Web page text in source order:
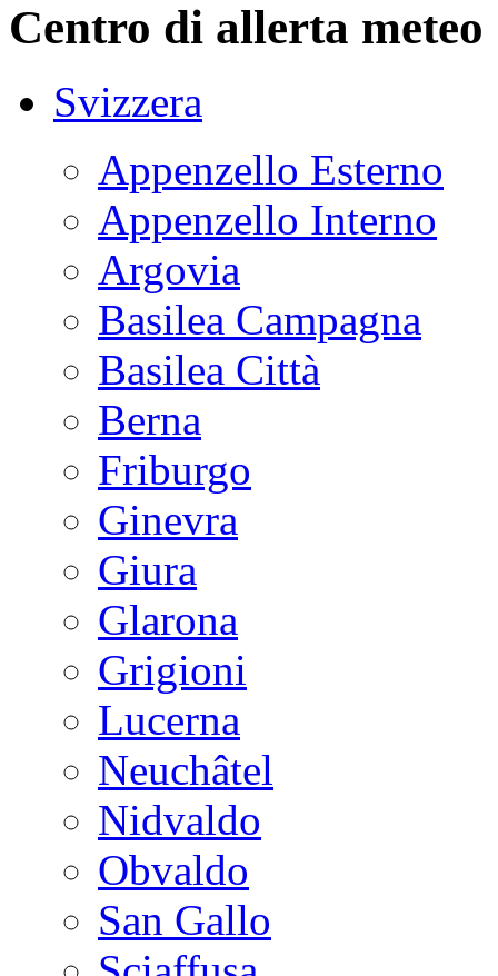
Centro di allerta meteo
Svizzera
Appenzello Esterno
Appenzello Interno
Argovia
Basilea Campagna
Basilea Città
Berna
Friburgo
Ginevra
Giura
Glarona
Grigioni
Lucerna
Neuchâtel
Nidvaldo
Obvaldo
San Gallo